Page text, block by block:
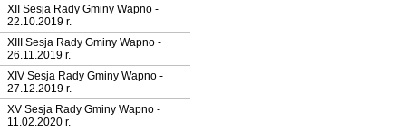
XII Sesja Rady Gminy Wapno -
22.10.2019 r.
XIII Sesja Rady Gminy Wapno -
26.11.2019 r.
XIV Sesja Rady Gminy Wapno -
27.12.2019 r.
XV Sesja Rady Gminy Wapno -
11.02.2020 r.